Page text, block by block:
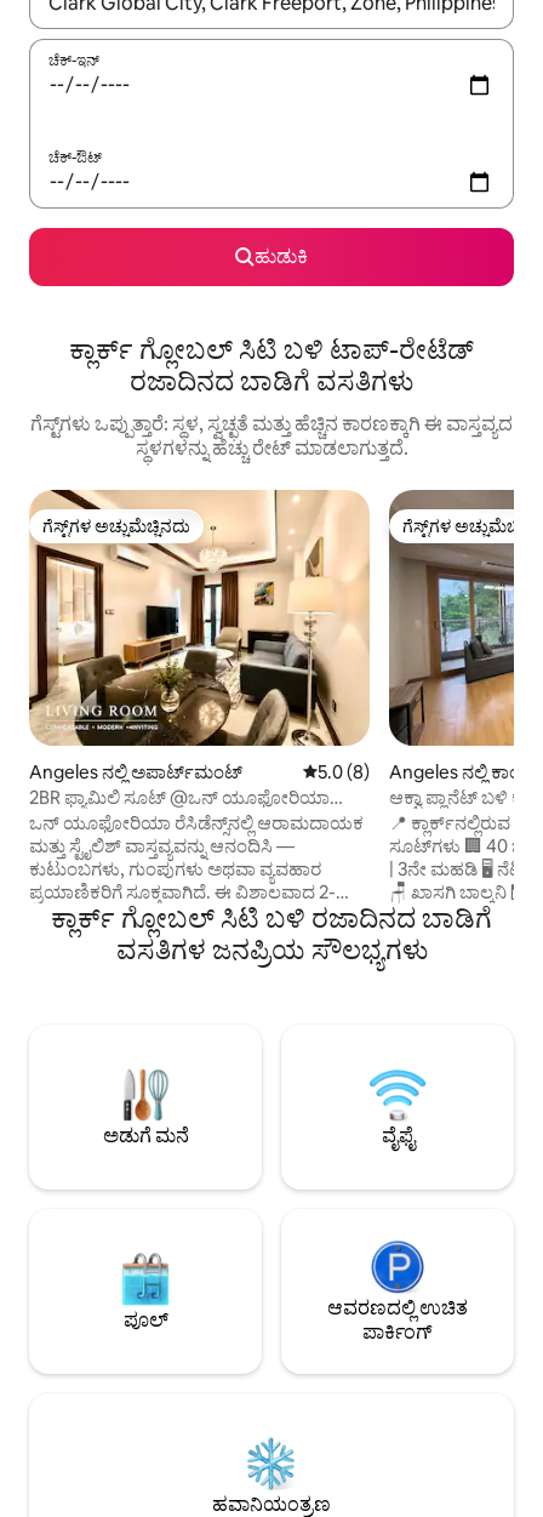
ಚೆಕ್-ಇನ್
ಚೆಕ್-ಔಟ್
ಹುಡುಕಿ
ಕ್ಲಾರ್ಕ್ ಗ್ಲೋಬಲ್ ಸಿಟಿ ಬಳಿ ಟಾಪ್-ರೇಟೆಡ್
ರಜಾದಿನದ ಬಾಡಿಗೆ ವಸತಿಗಳು
ಗೆಸ್ಟ್‌ಗಳು ಒಪ್ಪುತ್ತಾರೆ: ಸ್ಥಳ, ಸ್ವಚ್ಛತೆ ಮತ್ತು ಹೆಚ್ಚಿನ ಕಾರಣಕ್ಕಾಗಿ ಈ ವಾಸ್ತವ್ಯದ
ಸ್ಥಳಗಳನ್ನು ಹೆಚ್ಚು ರೇಟ್ ಮಾಡಲಾಗುತ್ತದೆ.
ಗೆಸ್ಟ್‌ಗಳ ಅಚ್ಚುಮೆಚ್ಚಿನದು
ಗೆಸ್ಟ್‌ಗಳ ಅಚ್ಚುಮೆಚ್ಚಿನದು
Angeles ನಲ್ಲಿ ಅಪಾರ್ಟ್‌ಮಂಟ್ 5 ರಲ್ಲಿ 5.0 ಸರಾಸರಿ ರೇಟಿಂಗ್, 8
5.0 (8)
2BR ಫ್ಯಾಮಿಲಿ ಸೂಟ್ @ಒನ್ ಯೂಫೋರಿಯಾ
ಉಚಿತ ಪೂಲ್ ಮತ್ತು ಜಿಮ್ ಬಳಕೆ
ಒನ್ ಯೂಫೋರಿಯಾ ರೆಸಿಡೆನ್ಸ್‌ನಲ್ಲಿ ಆರಾಮದಾಯಕ
ಮತ್ತು ಸ್ಟೈಲಿಶ್ ವಾಸ್ತವ್ಯವನ್ನು ಆನಂದಿಸಿ —
ಕುಟುಂಬಗಳು, ಗುಂಪುಗಳು ಅಥವಾ ವ್ಯವಹಾರ
ಪ್ರಯಾಣಿಕರಿಗೆ ಸೂಕ್ತವಾಗಿದೆ. ಈ ವಿಶಾಲವಾದ 2-
ಬೆಡ್‌ರೂಮ್, 2-ಬಾತ್‌ರೂಮ್ ಕಾಂಡೋ ದೊಡ್ಡ ಮತ್ತು
ವಿಶ್ರಾಂತಿಯ ಲಿವಿಂಗ್ ಪ್ರದೇಶವನ್ನು ಹೊಂದಿದೆ, ಅಲ್ಲಿ
ನೀವು ಹೊರಗೆ ದಿನವಿಡೀ ಕಳೆದ ನಂತರ ವಿಶ್ರಾಂತಿ
ಸ್ಟ್ರೀಮಿಂಗ್ ಆ್ಯಪ್‌ಗಳಿಗೆ ಪ್ರವೇಶವನ್ನು ನೀಡುತ್ತವೆ. ಈ
ಘಟಕವು ಅಡುಗೆ ಮಾಡಲು ನಿಮಗೆ ಅಗತ್ಯವಿರುವ
ಎಲ್ಲವನ್ನೂ ಹೊಂದಿರುವ ಸಂಪೂರ್ಣವಾಗಿ
ಕಾರ್ಯಸಿದ್ಧಗೊಂಡಿರುವ ಅಡುಗೆಮನೆಯನ್ನು
ಗೆಸ್ಟ್‌ಗಳ
ಗೆಸ್ಟ್‌ಗಳ
Angeles ನಲ್ಲಿ
ಆಕ್ವಾ ಪ್ಲಾನೆಟ್ ಬಳಿ
ರಿಟ್ರೀಟ್
📍 ಕ್ಲಾರ್ಕ್‌ನಲ್ಲಿರುವ
ಸೂಟ್‌ಗಳು 🏢 40 ಚದರ ಮೀಟರ್ ಸ್ಟುಡಿಯೋ ಘಟಕ
| 3ನೇ ಮಹಡಿ 🖥️
🪑 ಖಾಸಗಿ ಬಾಲ್ಕನಿ
ಸ್ಟ್ಯಾಂಡ್ ಫ್ಯಾನ್ 🚿
ವೈಫೈ (200 Mbps
ಕ್ವೀನ್ ಬೆಡ್ +
ಅಂತರರಾಷ್ಟ್ರೀಯ
ನಿಮಿಷಗಳು 🚕 ಗ್ರ್ಯಾಬ್
ಲಭ್ಯವಿವೆ 🏪
ಕ್ಲಾರ್ಕ್ ಗ್ಲೋಬಲ್ ಸಿಟಿ ಬಳಿ ರಜಾದಿನದ ಬಾಡಿಗೆ
ವಸತಿಗಳ ಜನಪ್ರಿಯ ಸೌಲಭ್ಯಗಳು
ಅಡುಗೆ ಮನೆ ವೈಫೈ
ಪೂಲ್
ಆವರಣದಲ್ಲಿ ಉಚಿತ
ಪಾರ್ಕಿಂಗ್
ಹವಾನಿಯಂತ್ರಣ